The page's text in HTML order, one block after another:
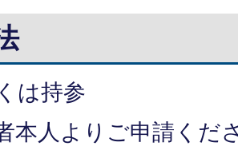
は持参
本人よりご申請くだ